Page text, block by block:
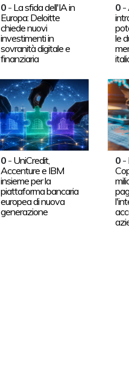
0 - La sfida dell'IA in
Europa: Deloitte
chiede nuovi
investimenti in
sovranità digitale e
finanziaria
0-
le
0 - UniCredit,
Accenture e IBM
insieme per la
piattaforma bancaria
europea di nuova
generazione
0-